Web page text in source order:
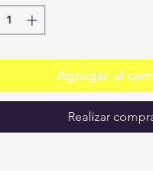
Agregar al
Realizar